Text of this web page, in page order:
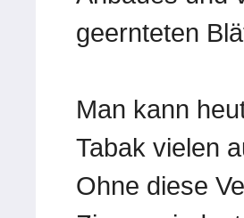
geernteten
Man kann
Tabak vielen
Ohne diese